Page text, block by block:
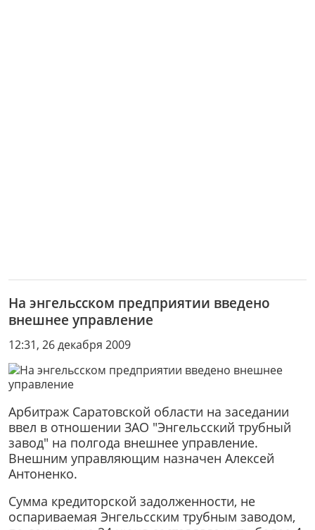
На энгельсском предприятии введено
внешнее управление
12:31, 26 декабря 2009
Арбитраж Саратовской области на заседании
ввел в отношении ЗАО "Энгельсский трубный
завод" на полгода внешнее управление.
Внешним управляющим назначен Алексей
Антоненко.
Сумма кредиторской задолженности, не
оспариваемая Энгельсским трубным заводом,